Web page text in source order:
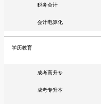
税务会计
会计电算化
学历教育
成考高升专
成考专升本